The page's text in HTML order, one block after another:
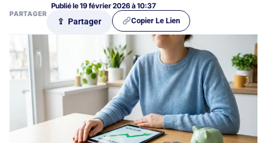
Publié le 19 février 2026 à 10:37
PARTAGER
⇪ Partager Copier Le Lien